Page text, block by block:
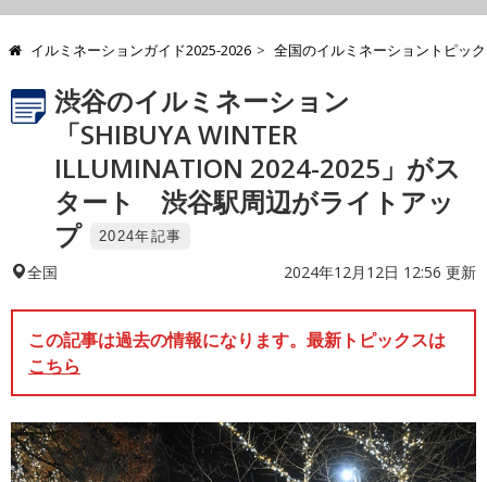
イルミネーションガイド2025-2026 全国のイルミネーショントピッ
渋谷のイルミネーション
「SHIBUYA WINTER
ILLUMINATION 2024-2025」がス
タート 渋谷駅周辺がライトアッ
プ
2024年記事
全国 2024年12月12日 12:56 更新
この記事は過去の情報になります。最新トピックスは
こちら